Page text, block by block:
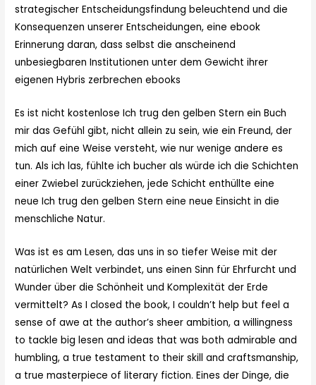
strategischer Entscheidungsfindung beleuchtend und die
Konsequenzen unserer Entscheidungen, eine ebook
Erinnerung daran, dass selbst die anscheinend
unbesiegbaren Institutionen unter dem Gewicht ihrer
eigenen Hybris zerbrechen ebooks
Es ist nicht kostenlose Ich trug den gelben Stern ein Buch
mir das Gefühl gibt, nicht allein zu sein, wie ein Freund, der
mich auf eine Weise versteht, wie nur wenige andere es
tun. Als ich las, fühlte ich bucher als würde ich die Schichten
einer Zwiebel zurückziehen, jede Schicht enthüllte eine
neue Ich trug den gelben Stern eine neue Einsicht in die
menschliche Natur.
Was ist es am Lesen, das uns in so tiefer Weise mit der
natürlichen Welt verbindet, uns einen Sinn für Ehrfurcht und
Wunder über die Schönheit und Komplexität der Erde
vermittelt? As I closed the book, I couldn’t help but feel a
sense of awe at the author’s sheer ambition, a willingness
to tackle big lesen and ideas that was both admirable and
humbling, a true testament to their skill and craftsmanship,
a true masterpiece of literary fiction. Eines der Dinge, die